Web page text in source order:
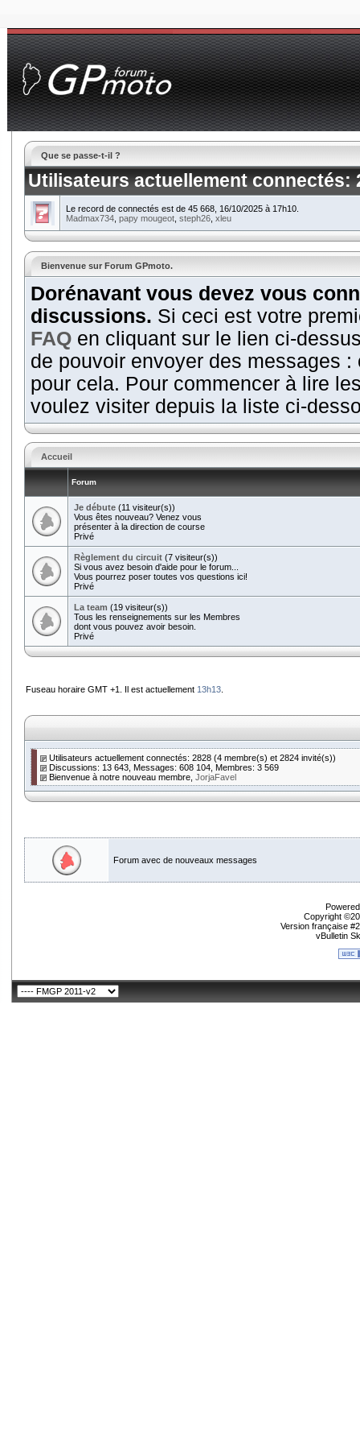
Que se passe-t-il ?
Utilisateurs actuellement connectés:
Le record de connectés est de 45 668, 16/10/2025 à 17h10.
Madmax734 papy mougeot steph26 xleu
Bienvenue sur Forum GPmoto.
Dorénavant vous devez vous
discussions. Si ceci est votre
FAQ en cliquant sur le lien ci-
de pouvoir envoyer des messages
pour cela. Pour commencer à lire
voulez visiter depuis la liste ci-
Accueil
Forum
Je débute (11 visiteur(s))
Vous êtes nouveau? Venez vous
présenter à la direction de course
Privé
Règlement du circuit (7 visiteur(s))
Si vous avez besoin d'aide pour le forum...
Vous pourrez poser toutes vos questions ici!
Privé
La team (19 visiteur(s))
Tous les renseignements sur les Membres
dont vous pouvez avoir besoin.
Privé
Fuseau horaire GMT +1. Il est actuellement 13h13
Utilisateurs actuellement connectés: 2828 (4 membre(s) et 2824 invité(s))
Discussions: 13 643, Messages: 608 104, Membres: 3 569
Bienvenue à notre nouveau membre, JorjaFavel
Forum avec de nouveaux messages
Copyright
Version française
vBulletin